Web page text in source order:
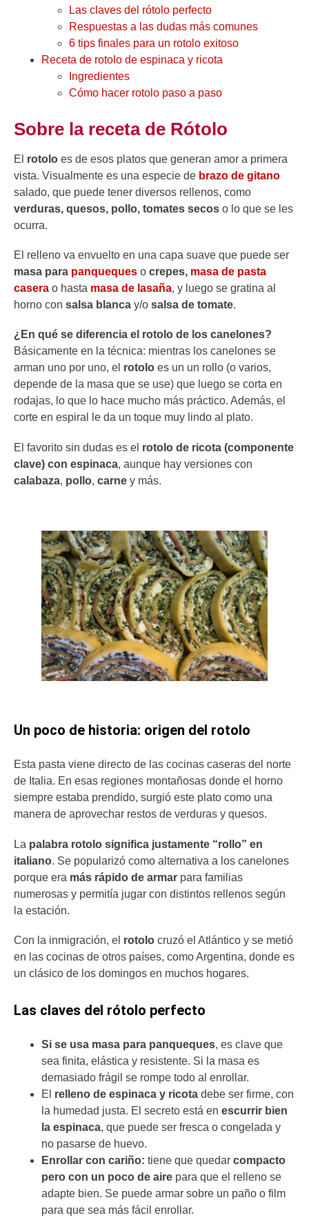
Las claves del rótolo perfecto
Respuestas a las dudas más comunes
6 tips finales para un rotolo exitoso
Receta de rotolo de espinaca y ricota
Ingredientes
Cómo hacer rotolo paso a paso
Sobre la receta de Rótolo
El rotolo es de esos platos que generan amor a primera
vista. Visualmente es una especie de brazo de gitano
salado, que puede tener diversos rellenos, como
verduras, quesos, pollo, tomates secos o lo que se les
ocurra.
El relleno va envuelto en una capa suave que puede ser
masa para panqueques o crepes, masa de pasta
casera o hasta masa de lasaña, y luego se gratina al
horno con salsa blanca y/o salsa de tomate.
¿En qué se diferencia el rotolo de los canelones?
Básicamente en la técnica: mientras los canelones se
arman uno por uno, el rotolo es un un rollo (o varios,
depende de la masa que se use) que luego se corta en
rodajas, lo que lo hace mucho más práctico. Además, el
corte en espiral le da un toque muy lindo al plato.
El favorito sin dudas es el rotolo de ricota (componente
clave) con espinaca, aunque hay versiones con
calabaza, pollo, carne y más.
Un poco de historia: origen del rotolo
Esta pasta viene directo de las cocinas caseras del norte
de Italia. En esas regiones montañosas donde el horno
siempre estaba prendido, surgió este plato como una
manera de aprovechar restos de verduras y quesos.
La palabra rotolo significa justamente “rollo” en
italiano. Se popularizó como alternativa a los canelones
porque era más rápido de armar para familias
numerosas y permitía jugar con distintos rellenos según
la estación.
Con la inmigración, el rotolo cruzó el Atlántico y se metió
en las cocinas de otros países, como Argentina, donde es
un clásico de los domingos en muchos hogares.
Las claves del rótolo perfecto
Si se usa masa para panqueques, es clave que
sea finita, elástica y resistente. Si la masa es
demasiado frágil se rompe todo al enrollar.
El relleno de espinaca y ricota debe ser firme, con
la humedad justa. El secreto está en escurrir bien
la espinaca, que puede ser fresca o congelada y
no pasarse de huevo.
Enrollar con cariño: tiene que quedar compacto
pero con un poco de aire para que el relleno se
adapte bien. Se puede armar sobre un paño o film
para que sea más fácil enrollar.